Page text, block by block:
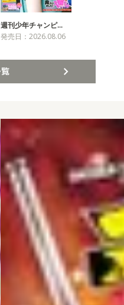
週刊少年チャンピ…
発売日：2026.08.06